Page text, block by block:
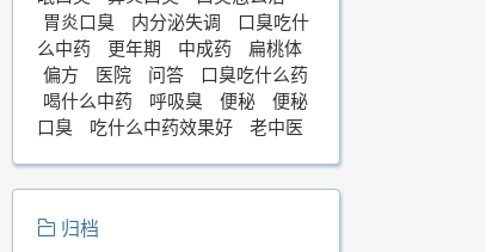
胃炎口臭
内分泌失调
口臭吃什
么中药
更年期 中成药
扁桃体
偏方
医院 问答
口臭吃什么药
喝什么中药
呼吸臭 便秘
便秘
口臭
吃什么中药效果好 老中医
归档